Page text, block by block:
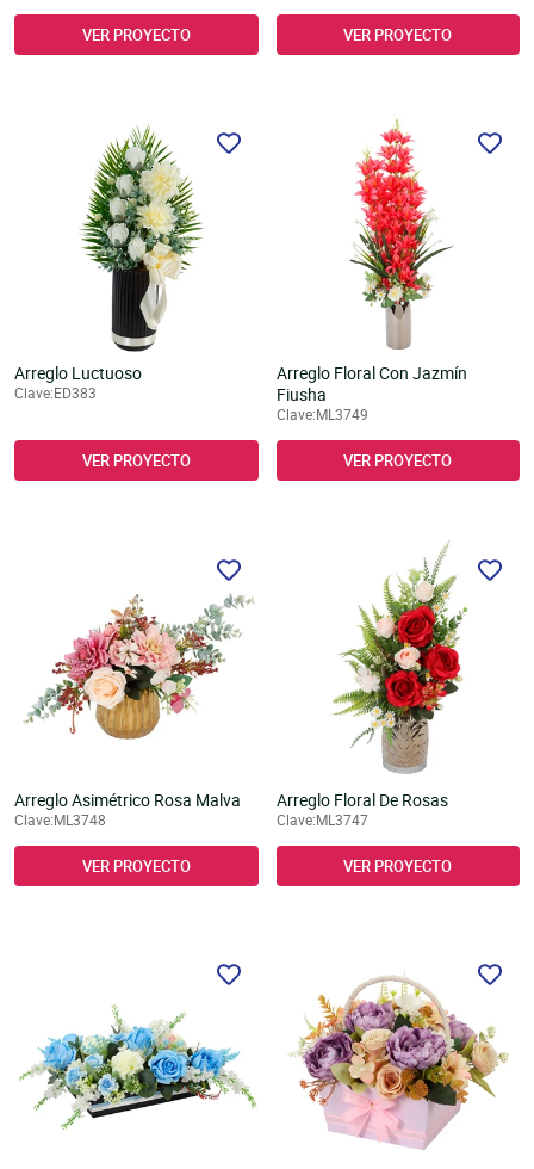
VER PROYECTO VER PROYECTO
Arreglo Luctuoso
Clave:ED383
VER PROYECTO
Arreglo Floral Con Jazmín
Fiusha
Clave:ML3749
VER PROYECTO
Arreglo Asimétrico Rosa Malva
Clave:ML3748
VER PROYECTO
Arreglo Floral De Rosas
Clave:ML3747
VER PROYECTO